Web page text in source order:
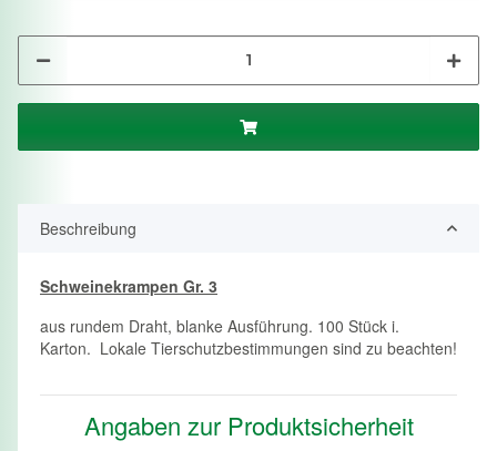
Beschreibung
Schweinekrampen Gr. 3
aus rundem Draht, blanke Ausführung. 100 Stück i.
Karton. Lokale Tierschutzbestimmungen sind zu beachten!
Angaben zur Produktsicherheit